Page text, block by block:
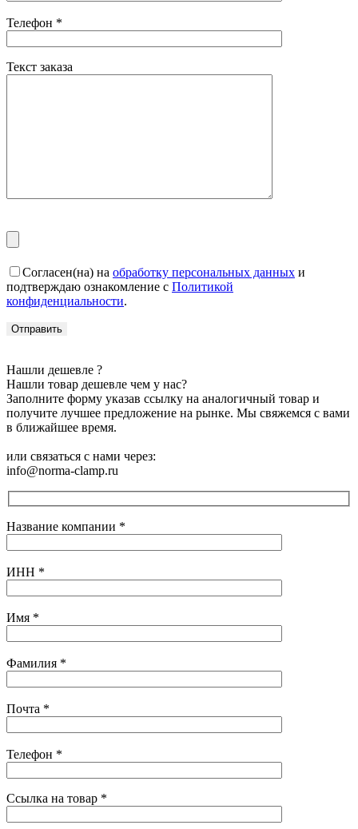
Телефон *
Текст заказа
Согласен(на) на обработку персональных данных и
подтверждаю ознакомление с Политикой
конфиденциальности.
Нашли дешевле ?
Нашли товар дешевле чем у нас?
Заполните форму указав ссылку на аналогичный товар и
получите лучшее предложение на рынке. Мы свяжемся с вами
в ближайшее время.
или связаться с нами через:
info@norma-clamp.ru
Название компании *
ИНН *
Имя *
Фамилия *
Почта *
Телефон *
Ссылка на товар *